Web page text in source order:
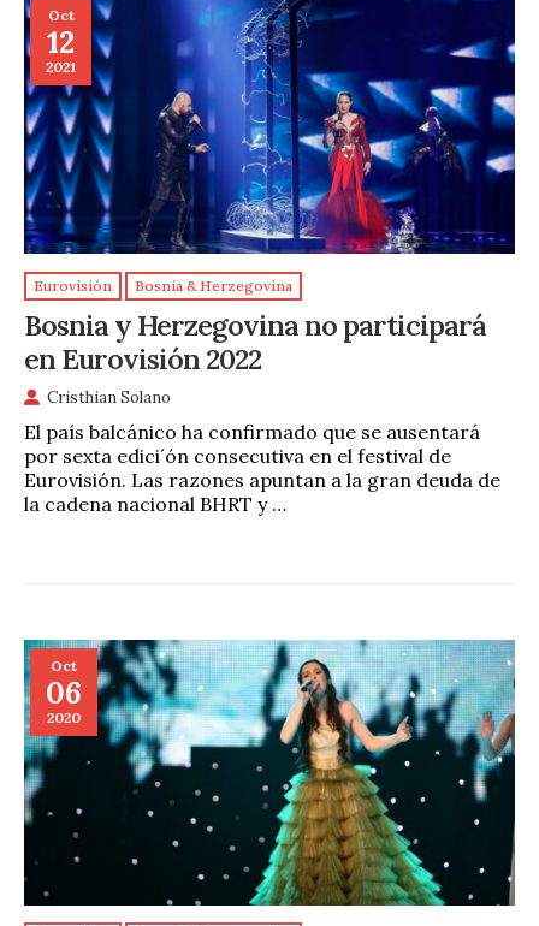
Oct
12
2021
Eurovisión Bosnia & Herzegovina
Bosnia y Herzegovina no participará
en Eurovisión 2022
Cristhian Solano
El país balcánico ha confirmado que se ausentará
por sexta edici´ón consecutiva en el festival de
Eurovisión. Las razones apuntan a la gran deuda de
la cadena nacional BHRT y …
Oct
06
2020